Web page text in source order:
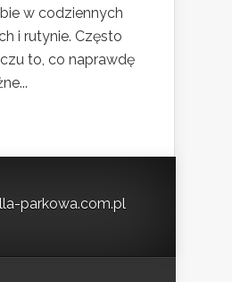
w codziennych
i rutynie. Często
to, co naprawdę
parkowa.com.pl